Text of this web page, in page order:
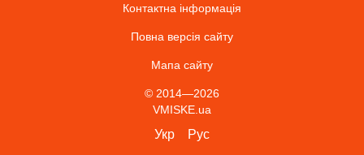
Контактна інформація
Повна версія сайту
Мапа сайту
© 2014—2026
VMISKE.ua
Укр Рус